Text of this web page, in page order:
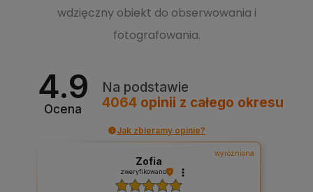
wdzięczny obiekt do obserwowania i
fotografowania.
4.9
Ocena
Na podstawie
4064opinii z całego okresu
Jak zbieramy opinie?
wyróżniona
Zofia
zweryfikowano